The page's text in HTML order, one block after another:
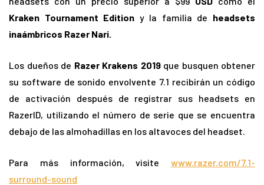
Kraken Tournament Edition y la familia de headsets
inaámbricos Razer Nari.
Los dueños de Razer Krakens 2019que busquen obtener
su software de sonido envolvente 7.1 recibirán un código
de activación después de registrar sus headsets en
RazerID, utilizando el número de serie que se encuentra
debajo de las almohadillas en los altavoces del headset.
Para más información, visite www.razer.com/7.1-
surround-sound